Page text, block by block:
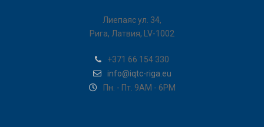
Лиепаяс ул. 34,
Рига, Латвия, LV-1002
+371 66 154 330
info@iqtc-riga.eu
Пн. - Пт. 9AM - 6PM